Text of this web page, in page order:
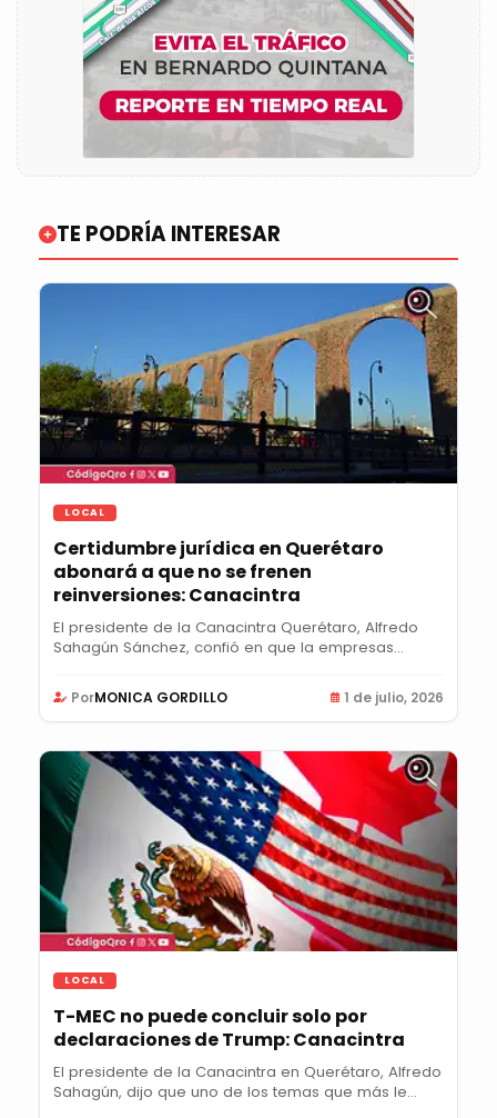
TE PODRÍA INTERESAR
LOCAL
Certidumbre jurídica en Querétaro
abonará a que no se frenen
reinversiones: Canacintra
El presidente de la Canacintra Querétaro, Alfredo
Sahagún Sánchez, confió en que la empresas
PorMONICA GORDILLO 1 de julio, 2026
LOCAL
T-MEC no puede concluir solo por
declaraciones de Trump: Canacintra
El presidente de la Canacintra en Querétaro, Alfredo
Sahagún, dijo que uno de los temas que más le...